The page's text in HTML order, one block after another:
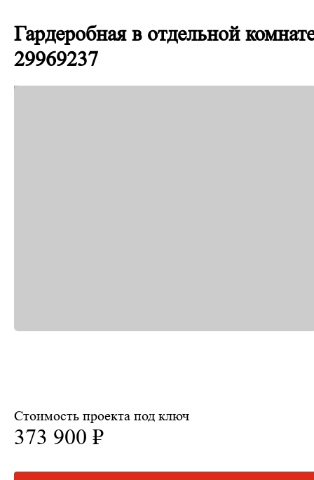
Гардеробная в отдельной
29969237
Стоимость проекта под ключ
373 900 ₽